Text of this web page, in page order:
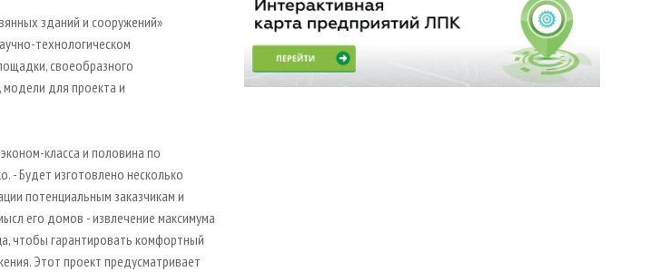
зданий и сооружений»
технологическом
своеобразного
модели для проекта и
класса и половина по
- Будет изготовлено несколько
потенциальным заказчикам и
его домов - извлечение максимума
чтобы гарантировать комфортный
Этот проект предусматривает